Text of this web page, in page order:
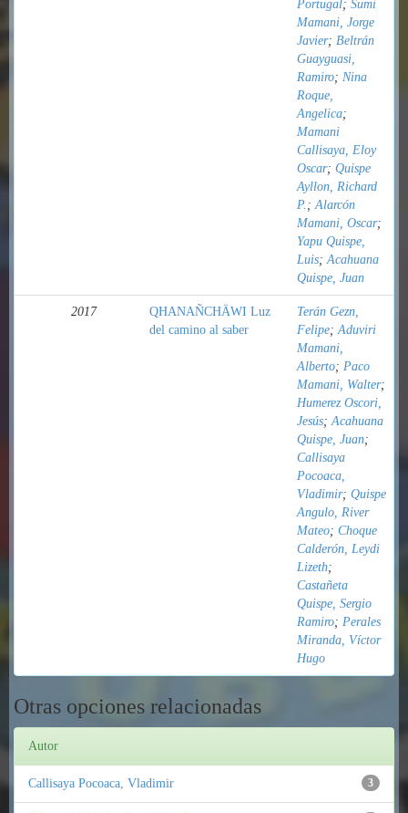
Portugal; Sumi
Mamani, Jorge
Javier; Beltrán
Guayguasi,
Ramiro; Nina
Roque,
Angelica;
Mamani
Callisaya, Eloy
Oscar; Quispe
Ayllon, Richard
P. ;Alarcón
Mamani, Oscar;
Yapu Quispe,
Luis;Acahuana
Quispe, Juan
2017
QHANAÑCHÄWI Luz
del camino al saber
Terán Gezn,
Felipe;Aduviri
Mamani,
Alberto; Paco
Mamani, Walter;
Humerez Oscori,
Jesús;Acahuana
Quispe, Juan;
Callisaya
Pocoaca,
Vladimir; Quispe
Angulo, River
Mateo; Choque
Calderón, Leydi
Lizeth;
Castañeta
Quispe, Sergio
Ramiro; Perales
Miranda, Víctor
Hugo
Otras opciones relacionadas
Autor
3
Callisaya Pocoaca, Vladimir